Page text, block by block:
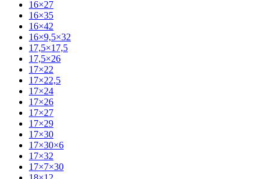
16×27
16×35
16×42
16×9,5×32
17,5×17,5
17,5×26
17×22
17×22,5
17×24
17×26
17×27
17×29
17×30
17×30×6
17×32
17×7×30